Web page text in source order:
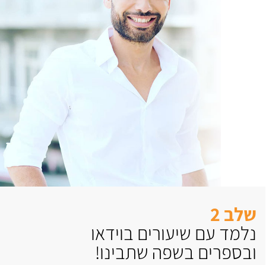
שלב 2
נלמד עם שיעורים בוידאו
ובספרים בשפה שתבינו!